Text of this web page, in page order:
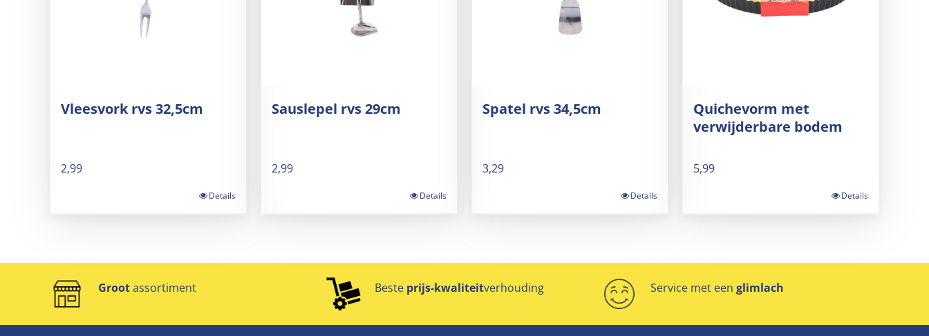
Vleesvork rvs 32,5cm
2,99
Details
Sauslepel rvs 29cm
2,99
Details
Spatel rvs 34,5cm
3,29
Details
Quichevorm met
verwijderbare bodem
5,99
Details
Grootassortiment Beste prijs-kwaliteitverhouding Service met eenglimlach